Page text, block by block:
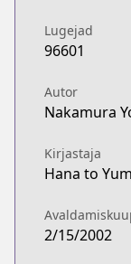
Lugejad
96601
Autor
Nakamura
Kirjastaja
Hana to
2/15/2002